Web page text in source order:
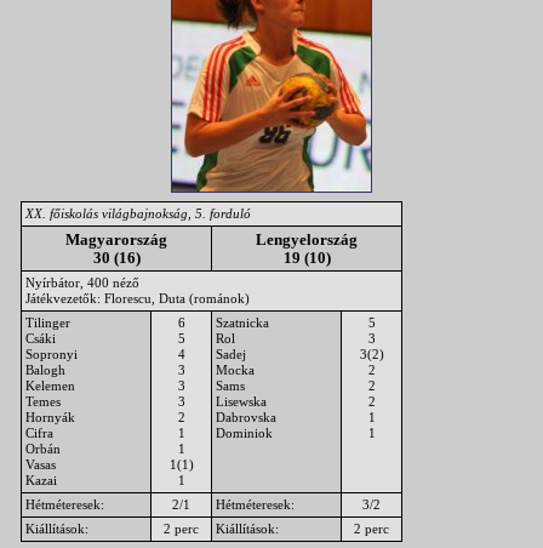
XX. főiskolás világbajnokság, 5. forduló
Magyarország
30 (16)
Lengyelország
19 (10)
Nyírbátor, 400 néző
Játékvezetők: Florescu, Duta (románok)
Tilinger
Csáki
Sopronyi
Balogh
Kelemen
Temes
Hornyák
Cifra
Orbán
Vasas
Kazai
6
5
4
3
3
3
2
1
1
1(1)
1
Szatnicka
Rol
Sadej
Mocka
Sams
Lisewska
Dabrovska
Dominiok
5
3
3(2)
2
2
2
1
1
Hétméteresek: 2/1 Hétméteresek:
3/2
Kiállítások:
2 perc Kiállítások: 2 perc